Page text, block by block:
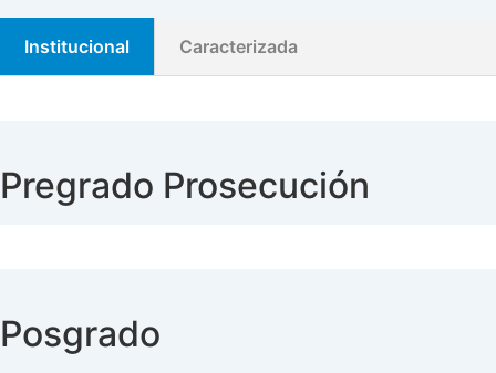
Institucional Caracterizada
Pregrado Prosecución
Posgrado